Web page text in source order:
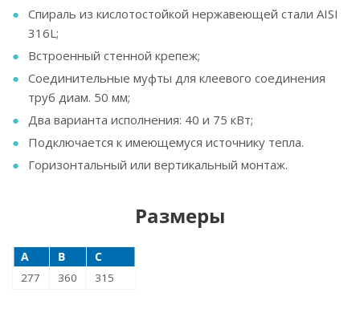
Спираль из кислотостойкой нержавеющей стали AISI
316L;
Встроенный стенной крепеж;
Соединительные муфты для клеевого соединения
труб диам. 50 мм;
Два варианта исполнения: 40 и 75 кВт;
Подключается к имеющемуся источнику тепла.
Горизонтальный или вертикальный монтаж.
Размеры
A B
C
277
360 315